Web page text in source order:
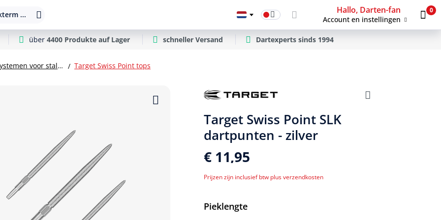
... Hallo, Darten-fan
Account en instellingen
0
über 4400 Produkte auf Lager schneller Versand Dartexperts sinds 1994
Vervangingssystemen voor stalen dartpijlpunten Target Swiss Point tops
Target Swiss Point SLK
dartpunten - zilver
€ 11,95
Prijzen zijn inclusief btw plus verzendkosten
Selecteer
Pieklengte